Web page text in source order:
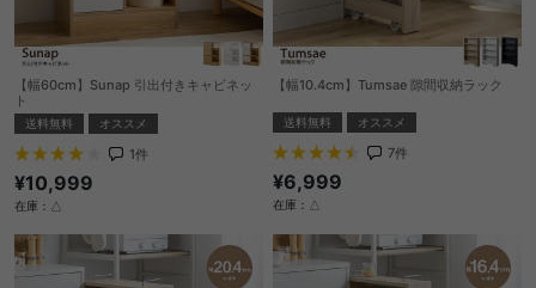
【幅60cm】Sunap 引出付きキャビネッ
ト
送料無料 オススメ
1件
¥10,999
在庫：△
【幅10.4cm】Tumsae 隙間収納ラック
送料無料 オススメ
7件
¥6,999
在庫：△